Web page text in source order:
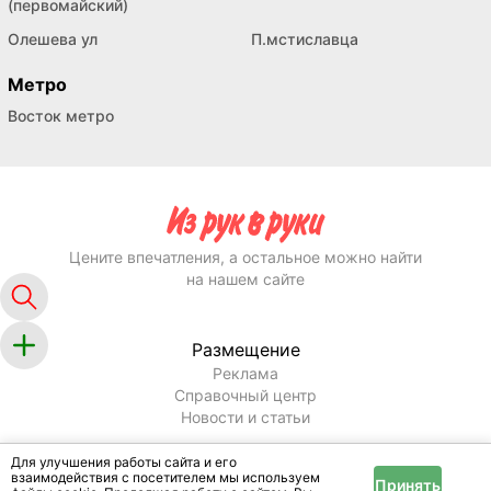
(первомайский)
Олешева ул
П.мстиславца
Метро
Восток метро
Для улучшения работы сайта и его
взаимодействия с посетителем мы используем
Принять
Цените впечатления, а остальное можно найти
на нашем сайте
Размещение
Реклама
Справочный центр
Новости и статьи
Условия и правила